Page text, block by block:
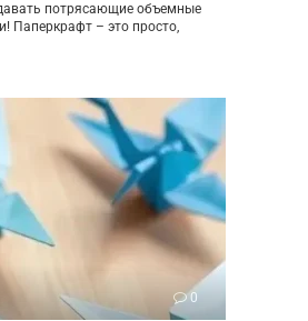
потрясающие объемные
Паперкрафт – это просто,
0